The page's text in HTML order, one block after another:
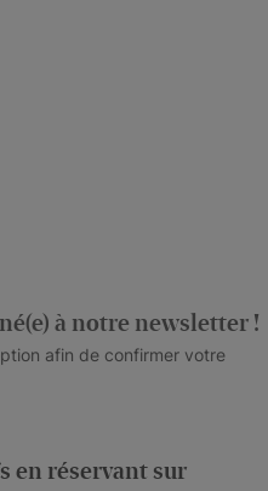
à notre newsletter !
afin de confirmer votre
en réservant sur